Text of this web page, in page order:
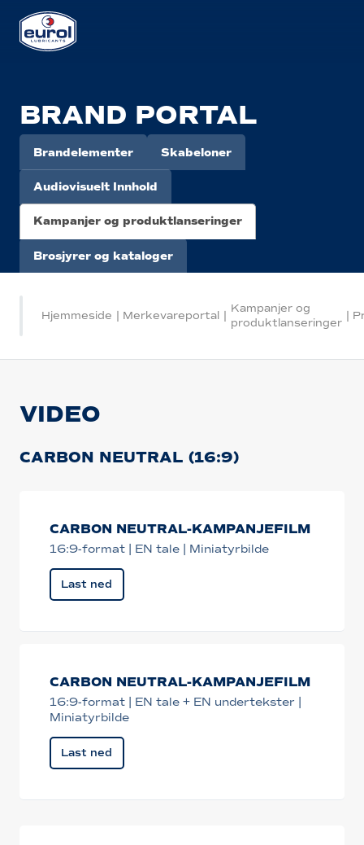
BRAND PORTAL
Brandelementer Skabeloner
Audiovisuelt Innhold
Kampanjer og produktlanseringer
Brosjyrer og kataloger
Hjemmeside | Merkevareportal |
Kampanjer og
produktlanseringer
|
VIDEO
CARBON NEUTRAL (16:9)
CARBON NEUTRAL-KAMPANJEFILM
16:9-format | EN tale | Miniatyrbilde
Last ned
CARBON NEUTRAL-KAMPANJEFILM
16:9-format | EN tale + EN undertekster |
Miniatyrbilde
Last ned